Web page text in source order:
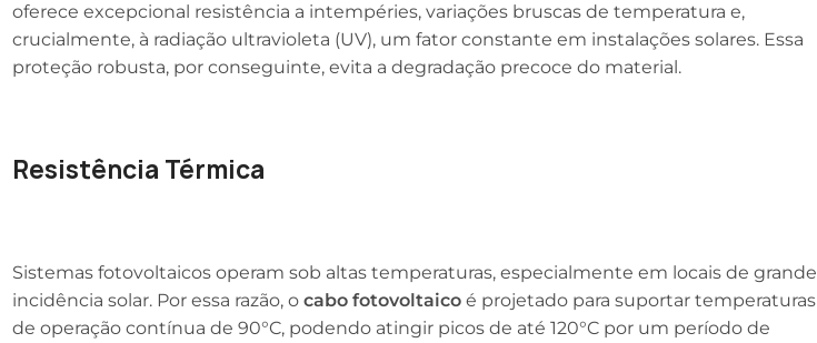
oferece excepcional resistência a intempéries, variações bruscas de temperatura e,
crucialmente, à radiação ultravioleta (UV), um fator constante em instalações solares. Essa
proteção robusta, por conseguinte, evita a degradação precoce do material.
Resistência Térmica
Sistemas fotovoltaicos operam sob altas temperaturas, especialmente em locais de grande
incidência solar. Por essa razão, o cabo fotovoltaico é projetado para suportar temperaturas
de operação contínua de 90°C, podendo atingir picos de até 120°C por um período de